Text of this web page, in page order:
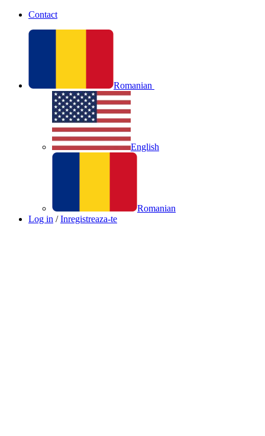
Contact
Romanian
English
Romanian
Log in / Inregistreaza-te